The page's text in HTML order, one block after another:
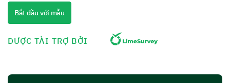
The school provides a sufficient variety of meals.
The meals served at school are nutritionally balanced.
Bắt đầu với mẫu
ĐƯỢC TÀI TRỢ BỞI